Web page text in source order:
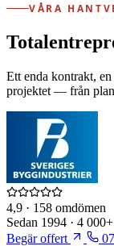
VÅRA
Ett enda kontrakt,
projektet — från
4,9 · 158 omdömen
Sedan 1994 · 4 000+
Begär offert